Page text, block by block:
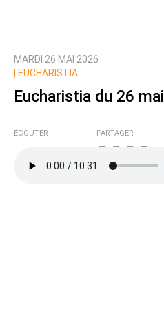
MARDI 26 MAI 2026
EUCHARISTIA
Eucharistia du 26 mai
ÉCOUTER PARTAGER